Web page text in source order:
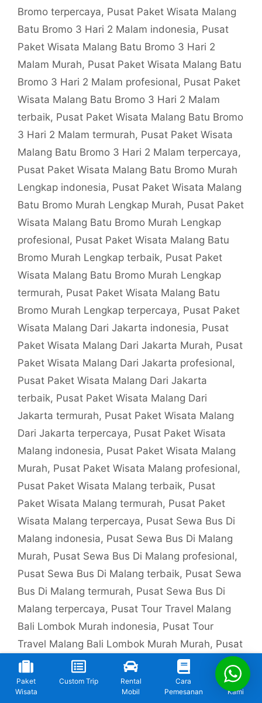
Bromo terpercaya, Pusat Paket Wisata Malang
Batu Bromo 3 Hari 2 Malam indonesia, Pusat
Paket Wisata Malang Batu Bromo 3 Hari 2
Malam Murah, Pusat Paket Wisata Malang Batu
Bromo 3 Hari 2 Malam profesional, Pusat Paket
Wisata Malang Batu Bromo 3 Hari 2 Malam
terbaik, Pusat Paket Wisata Malang Batu Bromo
3 Hari 2 Malam termurah, Pusat Paket Wisata
Malang Batu Bromo 3 Hari 2 Malam terpercaya,
Pusat Paket Wisata Malang Batu Bromo Murah
Lengkap indonesia, Pusat Paket Wisata Malang
Batu Bromo Murah Lengkap Murah, Pusat Paket
Wisata Malang Batu Bromo Murah Lengkap
profesional, Pusat Paket Wisata Malang Batu
Bromo Murah Lengkap terbaik, Pusat Paket
Wisata Malang Batu Bromo Murah Lengkap
termurah, Pusat Paket Wisata Malang Batu
Bromo Murah Lengkap terpercaya, Pusat Paket
Wisata Malang Dari Jakarta indonesia, Pusat
Paket Wisata Malang Dari Jakarta Murah, Pusat
Paket Wisata Malang Dari Jakarta profesional,
Pusat Paket Wisata Malang Dari Jakarta
terbaik, Pusat Paket Wisata Malang Dari
Jakarta termurah, Pusat Paket Wisata Malang
Dari Jakarta terpercaya, Pusat Paket Wisata
Malang indonesia, Pusat Paket Wisata Malang
Murah, Pusat Paket Wisata Malang profesional,
Pusat Paket Wisata Malang terbaik, Pusat
Paket Wisata Malang termurah, Pusat Paket
Wisata Malang terpercaya, Pusat Sewa Bus Di
Malang indonesia, Pusat Sewa Bus Di Malang
Murah, Pusat Sewa Bus Di Malang profesional,
Pusat Sewa Bus Di Malang terbaik, Pusat Sewa
Bus Di Malang termurah, Pusat Sewa Bus Di
Malang terpercaya, Pusat Tour Travel Malang
Bali Lombok Murah indonesia, Pusat Tour
Travel Malang Bali Lombok Murah Murah, Pusat
Tour Travel Malang Bali Lombok Murah
profesional,Pusat Tour Travel Malang Bali
Lombok Murah terbaik,Pusat Tour Travel
Paket
Wisata
Custom Trip
Rental
Mobil
Cara
Pemesanan
Kontak
Kami